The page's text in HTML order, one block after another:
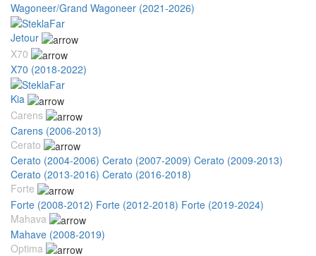
Wagoneer/Grand Wagoneer (2021-2026)
Jetour
X70
X70 (2018-2022)
Kia
Carens
Carens (2006-2013)
Cerato
Cerato (2004-2006) Cerato (2007-2009) Cerato (2009-2013)
Cerato (2013-2016) Cerato (2016-2018)
Forte
Forte (2008-2012) Forte (2012-2018) Forte (2019-2024)
Mahava
Mahave (2008-2019)
Optima